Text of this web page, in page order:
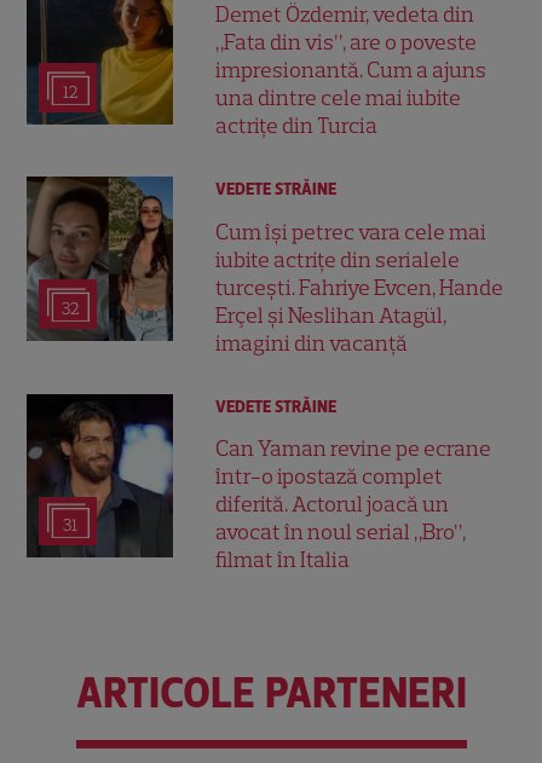
12
Demet Özdemir, vedeta din
„Fata din vis”, are o poveste
impresionantă. Cum a ajuns
una dintre cele mai iubite
actrițe din Turcia
32
VEDETE STRĂINE
Cum își petrec vara cele mai
iubite actrițe din serialele
turcești. Fahriye Evcen, Hande
Erçel și Neslihan Atagül,
imagini din vacanță
31
VEDETE STRĂINE
Can Yaman revine pe ecrane
într-o ipostază complet
diferită. Actorul joacă un
avocat în noul serial „Bro”,
filmat în Italia
ARTICOLE PARTENERI